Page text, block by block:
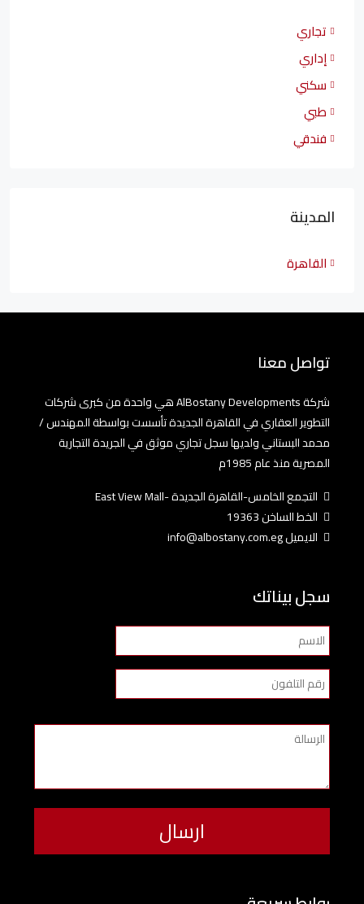
تجاري
إداري
سكني
طبي
فندقي
المدينة
القاهرة
تواصل معنا
شركة AlBostany Developments هي واحدة من كبرى شركات
التطوير العقاري في القاهرة الجديدة تأسست بواسطة المهندس /
محمد البستاني ولديها سجل تجاري موثق في الجريدة التجارية
المصرية منذ عام 1985م
التجمع الخامس-القاهرة الجديدة -East View Mall
الخط الساخن 19363
الايميل info@albostany.com.eg
سجل بيناتك